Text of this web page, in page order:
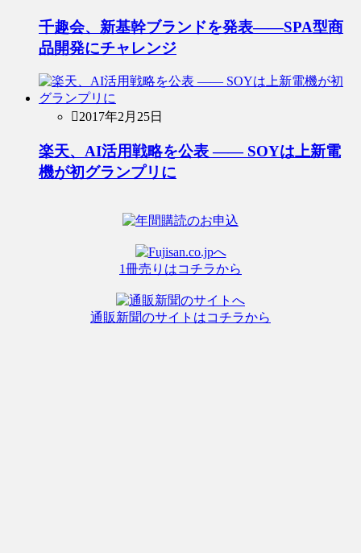
千趣会、新基幹ブランドを発表――SPA型商
品開発にチャレンジ
2017年2月25日
楽天、AI活用戦略を公表 ―― SOYは上新電
機が初グランプリに
1冊売りはコチラから
通販新聞のサイトはコチラから